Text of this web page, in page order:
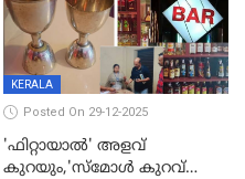
KERALA
Posted On 29-12-2025
'ഫിറ്റായാൽ' അളവ്
കുറയും,'സ്‌മോൾ കുറവ്